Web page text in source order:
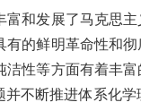
发展了马克思主
的鲜明革命性和
性等方面有着丰
并不断推进体系化